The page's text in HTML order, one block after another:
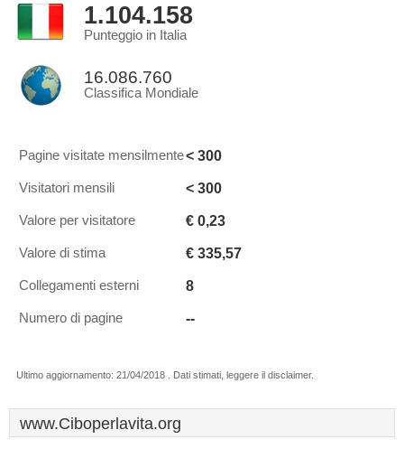
1.104.158
Punteggio in Italia
16.086.760
Classifica Mondiale
Pagine visitate mensilmente< 300
Visitatori mensili < 300
Valore per visitatore € 0,23
Valore di stima € 335,57
Collegamenti esterni 8
Numero di pagine --
Ultimo aggiornamento: 21/04/2018 . Dati stimati, leggere il disclaimer.
www.Ciboperlavita.org